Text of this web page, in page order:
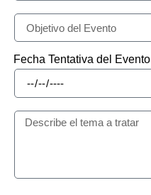
Fecha Tentativa del Evento